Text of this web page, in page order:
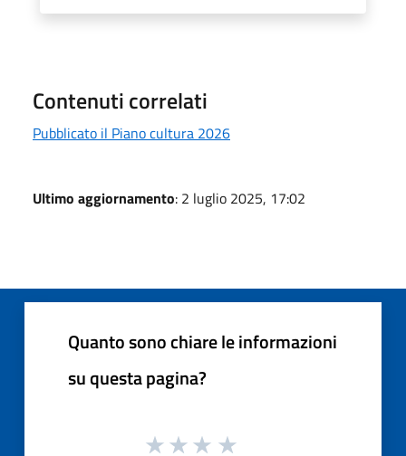
Contenuti correlati
Pubblicato il Piano cultura 2026
Ultimo aggiornamento: 2 luglio 2025, 17:02
Quanto sono chiare le informazioni
su questa pagina?